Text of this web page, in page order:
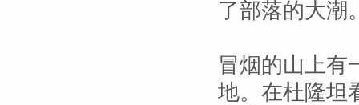
了部落的大潮
冒烟的山上有
地。在杜隆坦